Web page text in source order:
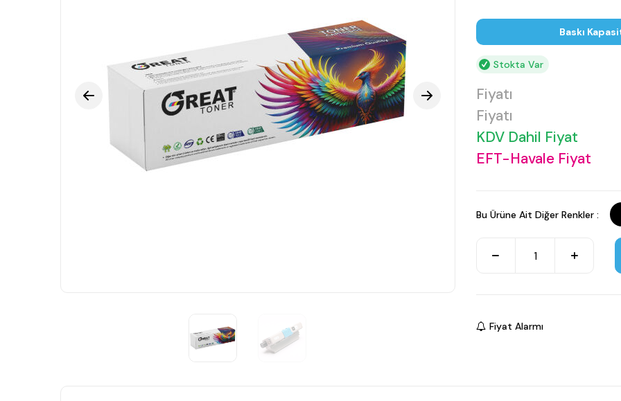
Baskı
Stokta Var
Fiyatı
Fiyatı
KDV Dahil Fiyat
EFT-Havale Fiyat
Bu Ürüne Ait Diğer Renkler :
Fiyat Alarmı